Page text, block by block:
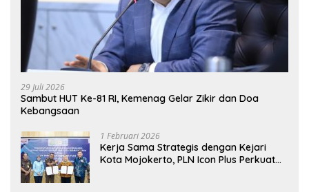
29 Juli 2026
Sambut HUT Ke-81 RI, Kemenag Gelar Zikir dan Doa
Kebangsaan
1 Februari 2026
Kerja Sama Strategis dengan Kejari
Kota Mojokerto, PLN Icon Plus Perkuat